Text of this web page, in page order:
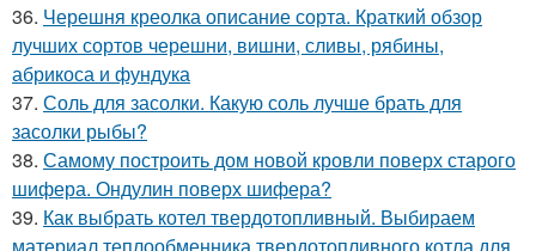
36. Черешня креолка описание сорта. Краткий обзор
лучших сортов черешни, вишни, сливы, рябины,
абрикоса и фундука
37. Соль для засолки. Какую соль лучше брать для
засолки рыбы?
38. Самому построить дом новой кровли поверх старого
шифера. Ондулин поверх шифера?
39. Как выбрать котел твердотопливный. Выбираем